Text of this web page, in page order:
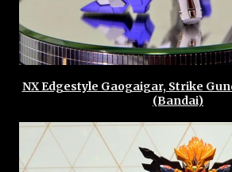
NX Edgestyle Gaogaigar, Strike
(Bandai)